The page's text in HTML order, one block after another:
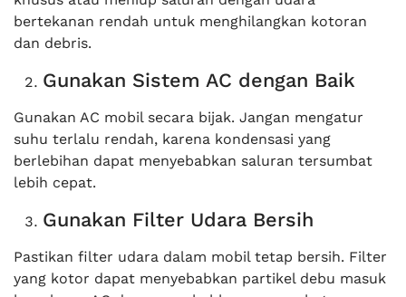
bertekanan rendah untuk menghilangkan kotoran
dan debris.
Gunakan Sistem AC dengan Baik
Gunakan AC mobil secara bijak. Jangan mengatur
suhu terlalu rendah, karena kondensasi yang
berlebihan dapat menyebabkan saluran tersumbat
lebih cepat.
Gunakan Filter Udara Bersih
Pastikan filter udara dalam mobil tetap bersih. Filter
yang kotor dapat menyebabkan partikel debu masuk